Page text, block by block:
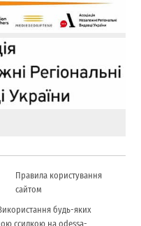
Правила користування
сайтом
будь-яких
ссилкою на odessa-